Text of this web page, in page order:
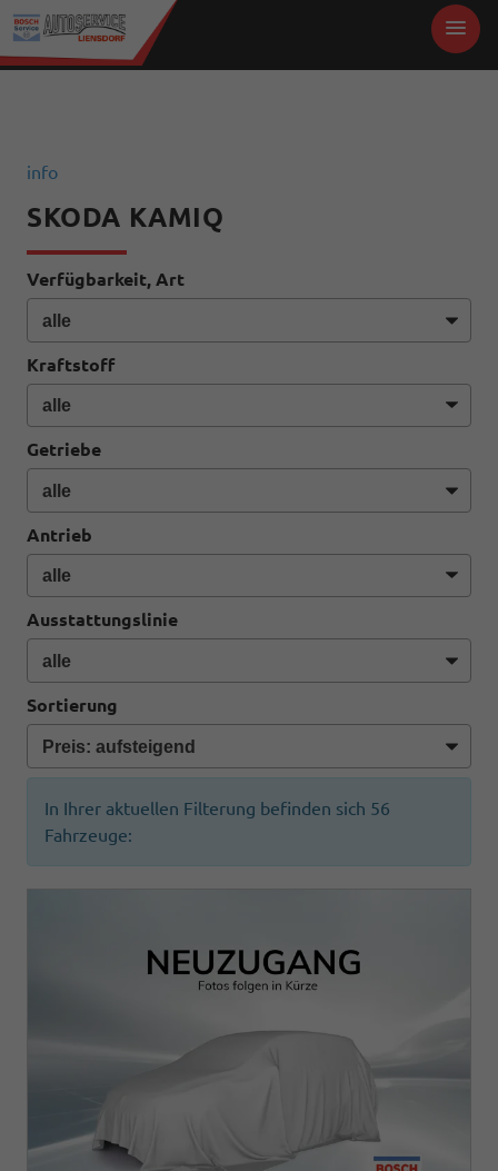
info
SKODA KAMIQ
Verfügbarkeit, Art
Kraftstoff
Getriebe
Antrieb
Ausstattungslinie
Sortierung
In Ihrer aktuellen Filterung befinden sich 56
Fahrzeuge: